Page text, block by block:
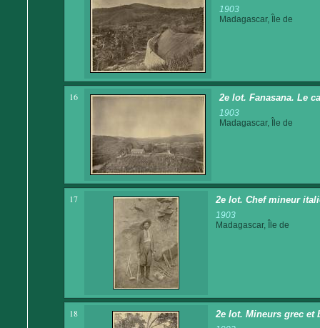
1903
Madagascar, Île de
16 2e lot. Fanasana. Le
1903
Madagascar, Île de
17 2e lot. Chef mineur
1903
Madagascar, Île de
18 2e lot. Mineurs grec et